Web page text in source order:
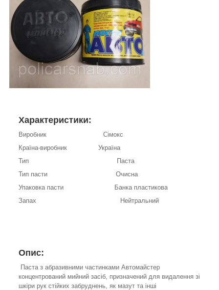
Характеристики:
Виробник Сімокс
Країна-виробник Україна
Тип Паста
Тип пасти Очисна
Упаковка пасти Банка пластикова
Запах Нейтральний
Опис:
Паста з абразивними частинками Автомайстер
концентрований мийний засіб, призначений для видалення зі
шкіри рук стійких забруднень, як мазут та інші